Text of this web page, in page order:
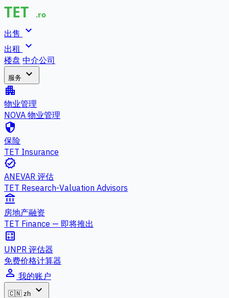
出售 expand_more
出租 expand_more
楼盘 中介公司
服务 expand_more
apartment
物业管理
NOVA 物业管理
security
保险
TET Insurance
verified
ANEVAR 评估
TET Research-Valuation Advisors
account_balance
房地产融资
TET Finance — 即将推出
calculate
UNPR 评估器
免费价格计算器
person_outline 我的账户
🇨🇳 zh
expand_more